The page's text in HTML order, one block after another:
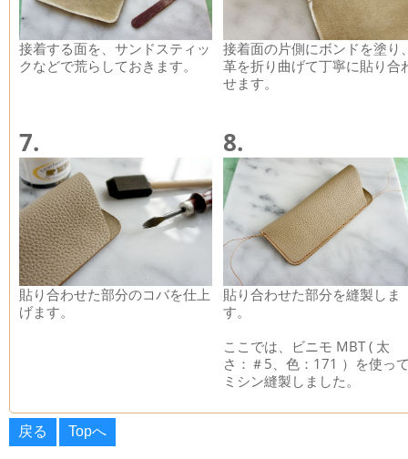
接着する面を、サンドスティッ
クなどで荒らしておきます。
接着面の片側にボンドを塗り
革を折り曲げて丁寧に貼り合
せます。
7.
貼り合わせた部分のコバを仕上
げます。
8.
貼り合わせた部分を縫製しま
す。
ここでは、ビニモ MBT ( 太
さ：＃5、色：171 ）を使っ
ミシン縫製しました。
戻る Topへ